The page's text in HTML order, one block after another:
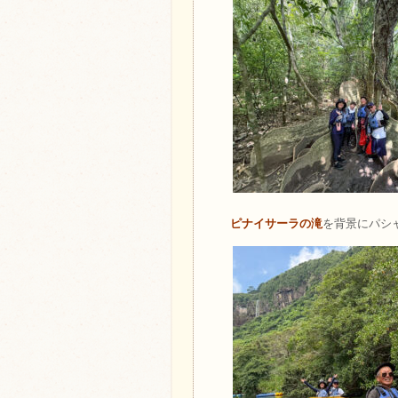
ピナイサーラの滝を背景にパシ